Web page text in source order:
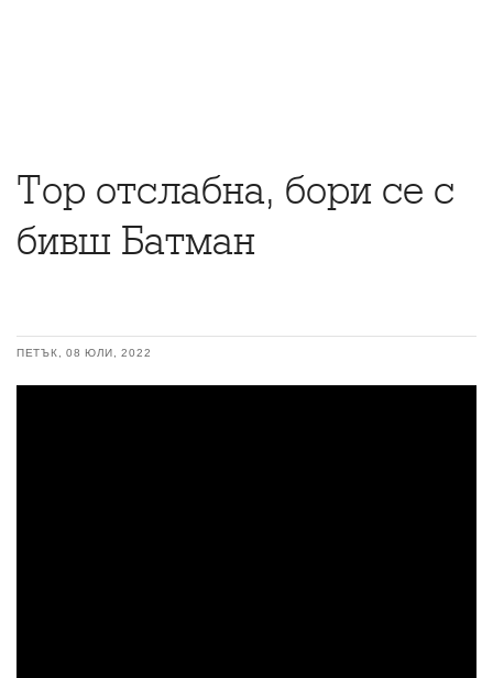
Тор отслабна, бори се с
бивш Батман
ПЕТЪК, 08 ЮЛИ, 2022